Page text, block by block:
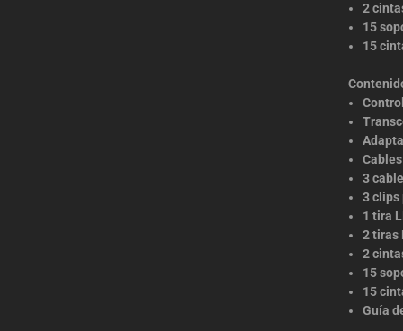
2
15
15
3
3 clips
1 tira
2 tiras
2
15
15
Guía